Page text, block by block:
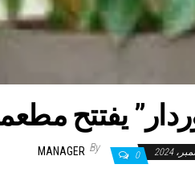
يفتتح
0
By
MANAGER